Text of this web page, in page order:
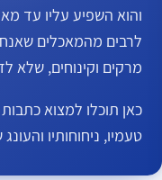
והוא השפיע עליו עד
לרבים מהמאכלים
מרקים וקינוחים, שלא
כאן תוכלו למצוא
טעמיו, ניחוחותיו